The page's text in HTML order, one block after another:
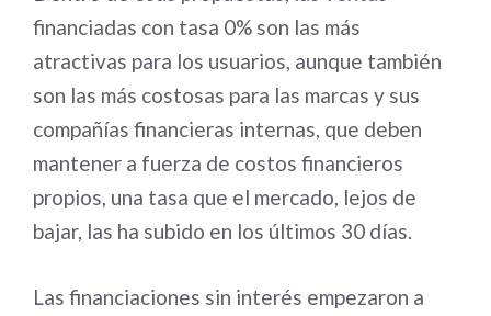
financiadas con tasa 0% son las más
atractivas para los usuarios, aunque también
son las más costosas para las marcas y sus
compañías financieras internas, que deben
mantener a fuerza de costos financieros
propios, una tasa que el mercado, lejos de
bajar, las ha subido en los últimos 30 días.
Las financiaciones sin interés empezaron a